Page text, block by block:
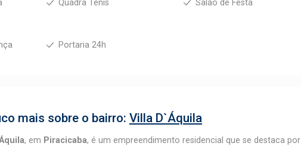
Quadra Tênis
Salão de Festa
Portaria 24h
mais sobre o bairro: Villa D`Áquila
, em Piracicaba, é um empreendimento residencial que se destaca por